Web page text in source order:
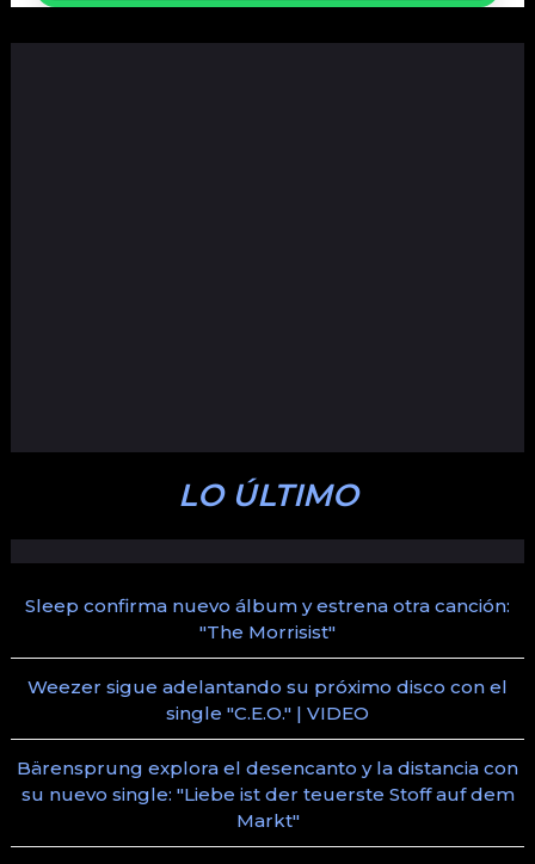
LO ÚLTIMO
Sleep confirma nuevo álbum y estrena otra canción:
"The Morrisist"
Weezer sigue adelantando su próximo disco con el
single "C.E.O." | VIDEO
Bärensprung explora el desencanto y la distancia con
su nuevo single: "Liebe ist der teuerste Stoff auf dem
Markt"